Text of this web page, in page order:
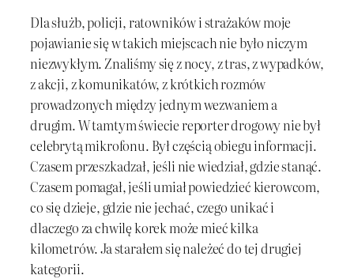
Dla służb, policji, ratowników i strażaków moje
pojawianie się w takich miejscach nie było niczym
niezwykłym. Znaliśmy się z nocy, z tras, z wypadków,
z akcji, z komunikatów, z krótkich rozmów
prowadzonych między jednym wezwaniem a
drugim. W tamtym świecie reporter drogowy nie był
celebrytą mikrofonu. Był częścią obiegu informacji.
Czasem przeszkadzał, jeśli nie wiedział, gdzie stanąć.
Czasem pomagał, jeśli umiał powiedzieć kierowcom,
co się dzieje, gdzie nie jechać, czego unikać i
dlaczego za chwilę korek może mieć kilka
kilometrów. Ja starałem się należeć do tej drugiej
kategorii.